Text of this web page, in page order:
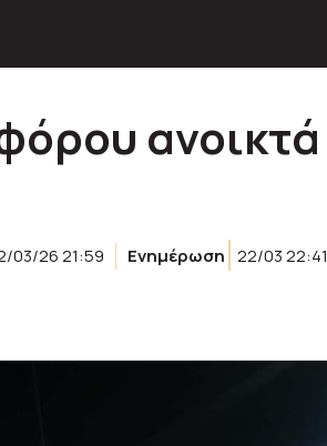
ανοικτά
03/26 21:59 Ενημέρωση 22/03 22:41